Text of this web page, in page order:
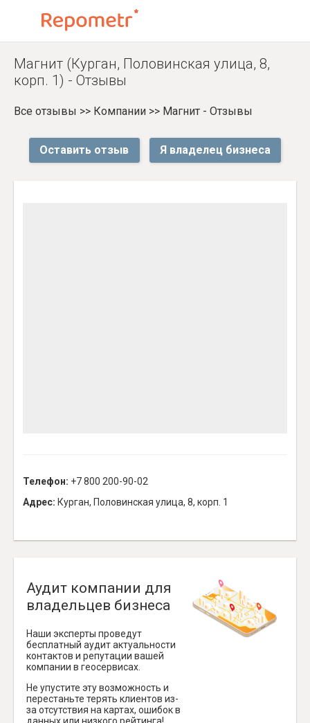
Магнит (Курган, Половинская улица, 8,
корп. 1) - Отзывы
Все отзывы >> Компании >> Магнит - Отзывы
Оставить отзыв Я владелец бизнеса
Телефон: +7 800 200-90-02
Адрес: Курган, Половинская улица, 8, корп. 1
Аудит компании для
владельцев бизнеса
Наши эксперты проведут
бесплатный аудит актуальности
контактов и репутации вашей
компании в геосервисах.
Не упустите эту возможность и
перестаньте терять клиентов из-
за отсутствия на картах, ошибок в